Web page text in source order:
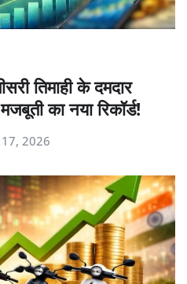
तिमाही के दमदार
का नया रिकॉर्ड!
17, 2026